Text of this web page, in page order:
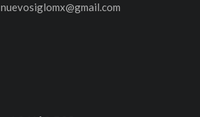
nuevosiglomx@gmail.com